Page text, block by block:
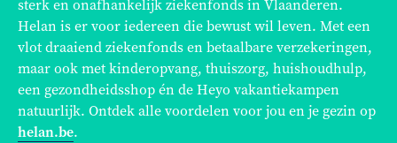
sterk en onafhankelijk ziekenfonds in Vlaanderen.
Helan is er voor iedereen die bewust wil leven. Met een
vlot draaiend ziekenfonds en betaalbare verzekeringen,
maar ook met kinderopvang, thuiszorg, huishoudhulp,
een gezondheidsshop én de Heyo vakantiekampen
natuurlijk. Ontdek alle voordelen voor jou en je gezin op
helan.be.